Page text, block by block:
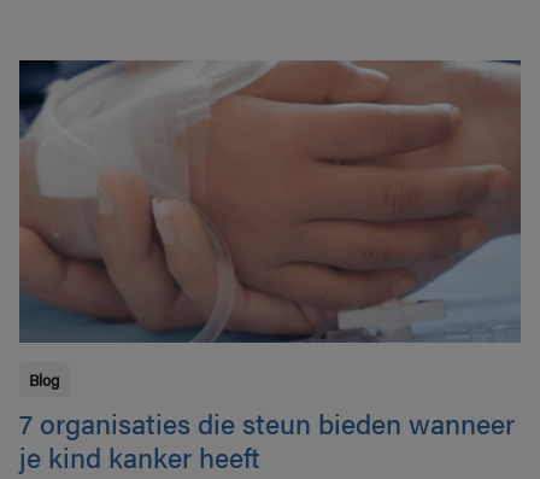
Blog
7 organisaties die steun bieden wanneer
je kind kanker heeft